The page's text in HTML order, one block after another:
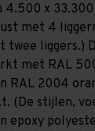
x 33.300
met 4
twee liggers.)
met RAL
RAL 2004
(De stijlen,
epoxy